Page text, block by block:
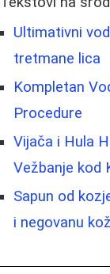
Ultimativni
tretmane lica
Kompletan
Procedure
Vijača i Hula
Vežbanje kod
Sapun od
i negovanu